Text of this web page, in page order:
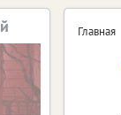
Главная